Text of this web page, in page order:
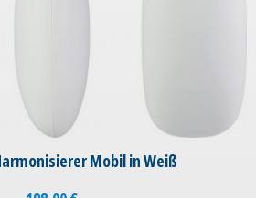
Mobil in Weiß